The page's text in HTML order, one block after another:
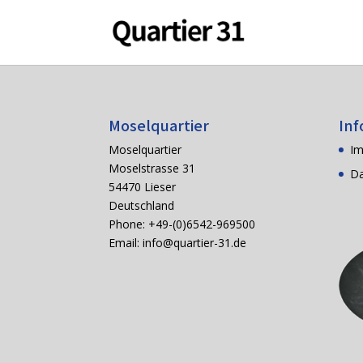
Moselquartier
Moselquartier
Moselstrasse 31
54470 Lieser
Deutschland
Phone: +49-(0)6542-969500
Email:info@quartier-31.de